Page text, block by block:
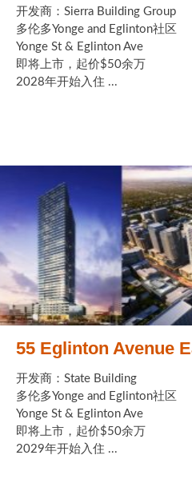
开发商：Sierra Building Group
多伦多Yonge and Eglinton社区
Yonge St & Eglinton Ave
即将上市，起价$50余万
2028年开始入住 ...
55 Eglinton Avenue
开发商：State Building
多伦多Yonge and Eglinton社区
Yonge St & Eglinton Ave
即将上市，起价$50余万
2029年开始入住 ...